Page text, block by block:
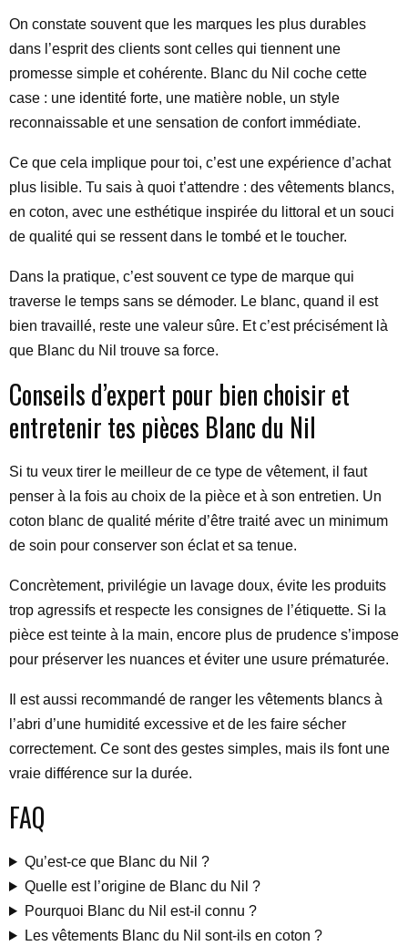
On constate souvent que les marques les plus durables
dans l’esprit des clients sont celles qui tiennent une
promesse simple et cohérente. Blanc du Nil coche cette
case : une identité forte, une matière noble, un style
reconnaissable et une sensation de confort immédiate.
Ce que cela implique pour toi, c’est une expérience d’achat
plus lisible. Tu sais à quoi t’attendre : des vêtements blancs,
en coton, avec une esthétique inspirée du littoral et un souci
de qualité qui se ressent dans le tombé et le toucher.
Dans la pratique, c’est souvent ce type de marque qui
traverse le temps sans se démoder. Le blanc, quand il est
bien travaillé, reste une valeur sûre. Et c’est précisément là
que Blanc du Nil trouve sa force.
Conseils d’expert pour bien choisir et
entretenir tes pièces Blanc du Nil
Si tu veux tirer le meilleur de ce type de vêtement, il faut
penser à la fois au choix de la pièce et à son entretien. Un
coton blanc de qualité mérite d’être traité avec un minimum
de soin pour conserver son éclat et sa tenue.
Concrètement, privilégie un lavage doux, évite les produits
trop agressifs et respecte les consignes de l’étiquette. Si la
pièce est teinte à la main, encore plus de prudence s’impose
pour préserver les nuances et éviter une usure prématurée.
Il est aussi recommandé de ranger les vêtements blancs à
l’abri d’une humidité excessive et de les faire sécher
correctement. Ce sont des gestes simples, mais ils font une
vraie différence sur la durée.
FAQ
Qu’est-ce que Blanc du Nil ?
Quelle est l’origine de Blanc du Nil ?
Pourquoi Blanc du Nil est-il connu ?
Les vêtements Blanc du Nil sont-ils en coton ?